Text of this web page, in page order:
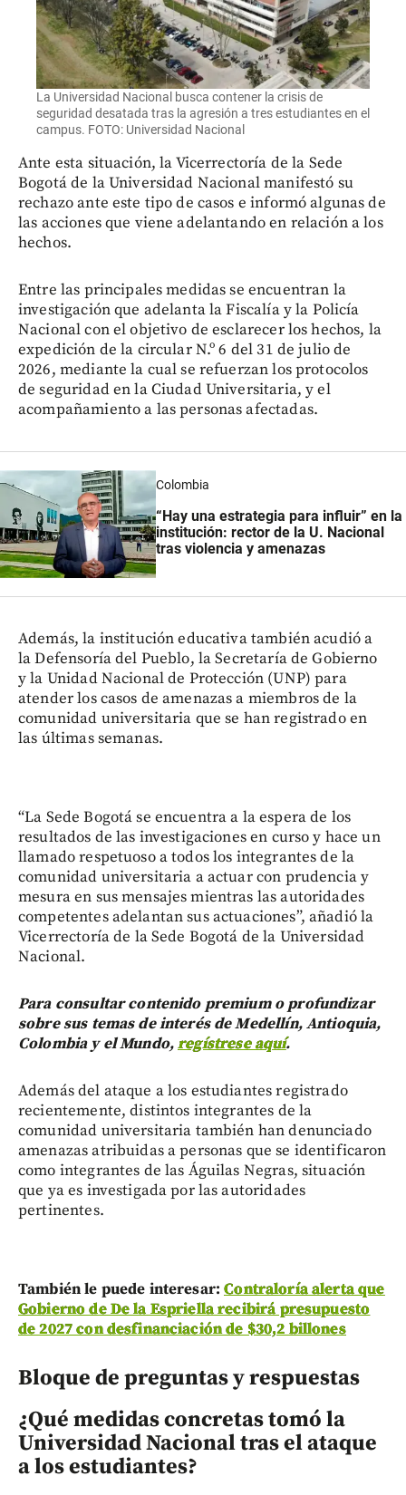
La Universidad Nacional busca contener la crisis de
seguridad desatada tras la agresión a tres estudiantes en el
campus. FOTO: Universidad Nacional
Ante esta situación, la Vicerrectoría de la Sede
Bogotá de la Universidad Nacional manifestó su
rechazo ante este tipo de casos e informó algunas de
las acciones que viene adelantando en relación a los
hechos.
Entre las principales medidas se encuentran la
investigación que adelanta la Fiscalía y la Policía
Nacional con el objetivo de esclarecer los hechos, la
expedición de la circular N.º 6 del 31 de julio de
2026, mediante la cual se refuerzan los protocolos
de seguridad en la Ciudad Universitaria, y el
acompañamiento a las personas afectadas.
Colombia
“Hay una estrategia para influir” en la
institución: rector de la U. Nacional
tras violencia y amenazas
Además, la institución educativa también acudió a
la Defensoría del Pueblo, la Secretaría de Gobierno
y la Unidad Nacional de Protección (UNP) para
atender los casos de amenazas a miembros de la
comunidad universitaria que se han registrado en
las últimas semanas.
“La Sede Bogotá se encuentra a la espera de los
resultados de las investigaciones en curso y hace un
llamado respetuoso a todos los integrantes de la
comunidad universitaria a actuar con prudencia y
mesura en sus mensajes mientras las autoridades
competentes adelantan sus actuaciones”, añadió la
Vicerrectoría de la Sede Bogotá de la Universidad
Nacional.
Para consultar contenido premium o profundizar
sobre sus temas de interés de Medellín, Antioquia,
Colombia y el Mundo,regístrese aquí.
Además del ataque a los estudiantes registrado
recientemente, distintos integrantes de la
comunidad universitaria también han denunciado
amenazas atribuidas a personas que se identificaron
como integrantes de las Águilas Negras, situación
que ya es investigada por las autoridades
pertinentes.
También le puede interesar:Contraloría alerta que
Gobierno de De la Espriella recibirá presupuesto
de 2027 con desfinanciación de $30,2 billones
Bloque de preguntas y respuestas
¿Qué medidas concretas tomó la
Universidad Nacional tras el ataque
a los estudiantes?